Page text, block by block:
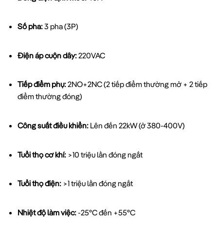
Số pha:3 pha (3P)
Điện áp cuộn dây:220VAC
Tiếp điểm phụ:2NO+2NC (2 tiếp điểm thường mở + 2 tiếp
điểm thường đóng)
Công suất điều khiển:Lên đến 22kW (ở 380-400V)
Tuổi thọ cơ khí:>10 triệu lần đóng ngắt
Tuổi thọ điện:>1 triệu lần đóng ngắt
Nhiệt độ làm việc:-25°C đến +55°C